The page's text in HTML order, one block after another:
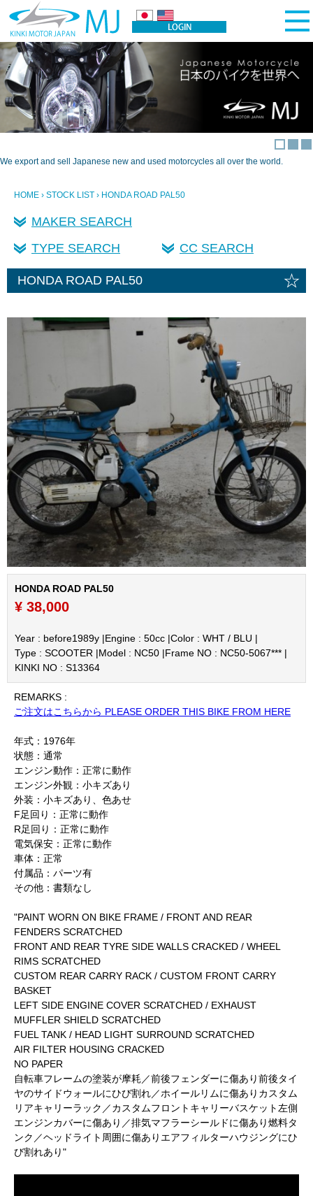
We export and sell Japanese new and used motorcycles all over the world.
HOME › STOCK LIST › HONDA ROAD PAL50
MAKER SEARCH
TYPE SEARCH
CC SEARCH
HONDA ROAD PAL50 ☆
HONDA ROAD PAL50
¥ 38,000
Year : before1989y |Engine : 50cc |Color : WHT / BLU |
Type : SCOOTER |Model : NC50 |Frame NO : NC50-5067*** |
KINKI NO : S13364
REMARKS :
ご注文はこちらから PLEASE ORDER THIS BIKE FROM HERE
年式：1976年
状態：通常
エンジン動作：正常に動作
エンジン外観：小キズあり
外装：小キズあり、色あせ
F足回り：正常に動作
R足回り：正常に動作
電気保安：正常に動作
車体：正常
付属品：パーツ有
その他：書類なし
"PAINT WORN ON BIKE FRAME / FRONT AND REAR
FENDERS SCRATCHED
FRONT AND REAR TYRE SIDE WALLS CRACKED / WHEEL
RIMS SCRATCHED
CUSTOM REAR CARRY RACK / CUSTOM FRONT CARRY
BASKET
LEFT SIDE ENGINE COVER SCRATCHED / EXHAUST
MUFFLER SHIELD SCRATCHED
FUEL TANK / HEAD LIGHT SURROUND SCRATCHED
AIR FILTER HOUSING CRACKED
NO PAPER
自転車フレームの塗装が摩耗／前後フェンダーに傷あり前後タイ
ヤのサイドウォールにひび割れ／ホイールリムに傷ありカスタム
リアキャリーラック／カスタムフロントキャリーバスケット左側
エンジンカバーに傷あり／排気マフラーシールドに傷あり燃料タ
ンク／ヘッドライト周囲に傷ありエアフィルターハウジングにひ
び割れあり"